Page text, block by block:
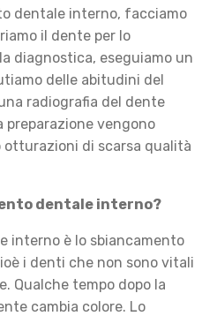
dentale interno, facciamo
il dente per lo
diagnostica, eseguiamo un
delle abitudini del
radiografia del dente
vengono
otturazioni di scarsa qualità
dentale interno?
interno è lo sbiancamento
i denti che non sono vitali
Qualche tempo dopo la
cambia colore. Lo